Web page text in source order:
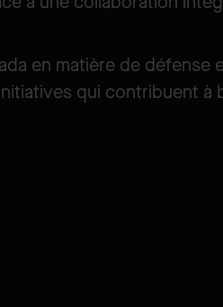
en matière de défense
qui contribuent à